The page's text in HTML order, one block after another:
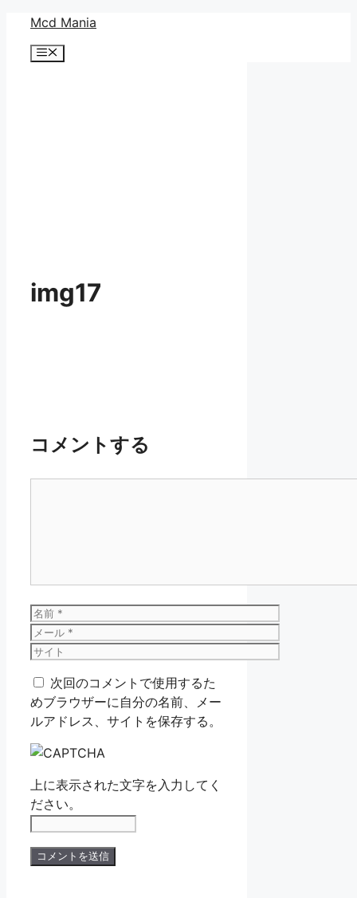
Mcd Mania
メ
img17
コメントする
名
前
メ
ー
サ
ト 次回のコメントで使用するた
めブラウザーに自分の名前、メー
ルアドレス、サイトを保存する。
上に表示された文字を入力してく
ださい。